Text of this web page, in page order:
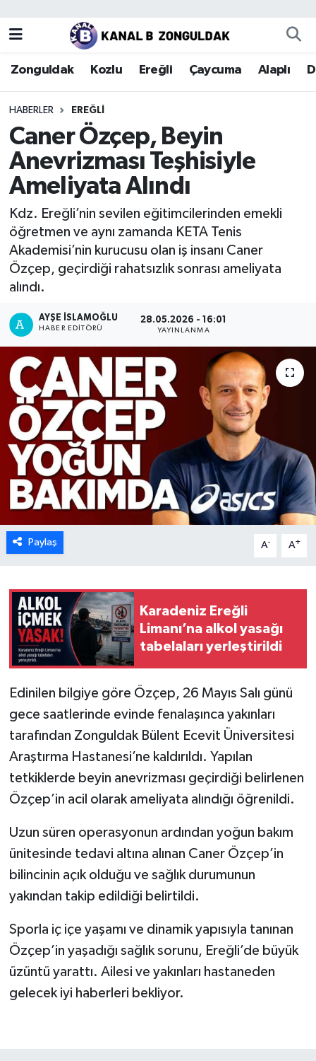
Zonguldak Kozlu Ereğli Çaycuma Alaplı
HABERLER EREĞLI
Caner Özçep, Beyin
Anevrizması Teşhisiyle
Ameliyata Alındı
Kdz. Ereğli’nin sevilen eğitimcilerinden emekli
öğretmen ve aynı zamanda KETA Tenis
Akademisi’nin kurucusu olan iş insanı Caner
Özçep, geçirdiği rahatsızlık sonrası ameliyata
alındı.
AYŞE İSLAMOĞLU
HABER EDITÖRÜ
28.05.2026 - 16:01
YAYINLANMA
Paylaş A- A+
Karadeniz Ereğli
Limanı’na alkol yasağı
tabelaları yerleştirildi
Edinilen bilgiye göre Özçep, 26 Mayıs Salı günü
gece saatlerinde evinde fenalaşınca yakınları
tarafından Zonguldak Bülent Ecevit Üniversitesi
Araştırma Hastanesi’ne kaldırıldı. Yapılan
tetkiklerde beyin anevrizması geçirdiği belirlenen
Özçep’in acil olarak ameliyata alındığı öğrenildi.
Uzun süren operasyonun ardından yoğun bakım
ünitesinde tedavi altına alınan Caner Özçep’in
bilincinin açık olduğu ve sağlık durumunun
yakından takip edildiği belirtildi.
Sporla iç içe yaşamı ve dinamik yapısıyla tanınan
Özçep’in yaşadığı sağlık sorunu, Ereğli’de büyük
üzüntü yarattı. Ailesi ve yakınları hastaneden
gelecek iyi haberleri bekliyor.
Zonguldak
Kozlu
Çaycuma
Alaplı
Devrek
Gökçebey
Spor
Ulusal
Zonguldak Nöbetçi Eczaneler
Zonguldak Hava Durumu
Zonguldak Trafik Yoğunluk Haritası
Puan Durumu ve Fikstür
Tüm Manşetler
Son Dakika Haberleri
Haber Arşivi